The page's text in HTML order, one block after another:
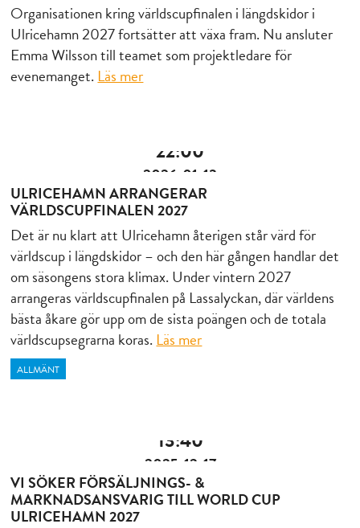
Organisationen kring världscupfinalen i längdskidor i
Ulricehamn 2027 fortsätter att växa fram. Nu ansluter
Emma Wilsson till teamet som projektledare för
evenemanget. Läs mer
22:00
2026-01-13
ULRICEHAMN ARRANGERAR
VÄRLDSCUPFINALEN 2027
Det är nu klart att Ulricehamn återigen står värd för
världscup i längdskidor – och den här gången handlar det
om säsongens stora klimax. Under vintern 2027
arrangeras världscupfinalen på Lassalyckan, där världens
bästa åkare gör upp om de sista poängen och de totala
världscupsegrarna koras. Läs mer
ALLMÄNT
13:40
2025-12-17
VI SÖKER FÖRSÄLJNINGS- &
MARKNADSANSVARIG TILL WORLD CUP
ULRICEHAMN 2027